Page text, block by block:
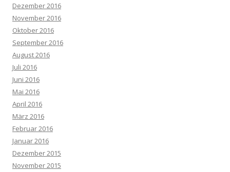
Dezember 2016
November 2016
Oktober 2016
September 2016
August 2016
Juli 2016
Juni 2016
Mai 2016
April 2016
März 2016
Februar 2016
Januar 2016
Dezember 2015
November 2015